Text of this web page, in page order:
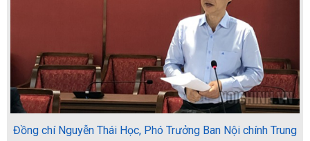
Đồng chí Nguyễn Thái Học, Phó Trưởng Ban Nội chính Trung